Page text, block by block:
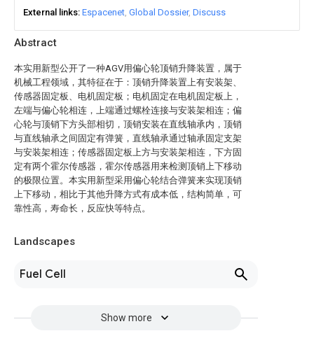
Abstract
本实用新型公开了一种AGV用偏心轮顶销升降装置，属于
机械工程领域，其特征在于：顶销升降装置上有安装架、
传感器固定板、电机固定板；电机固定在电机固定板上，
左端与偏心轮相连，上端通过螺栓连接与安装架相连；偏
心轮与顶销下方头部相切，顶销安装在直线轴承内，顶销
与直线轴承之间固定有弹簧，直线轴承通过轴承固定支架
与安装架相连；传感器固定板上方与安装架相连，下方固
定有两个霍尔传感器，霍尔传感器用来检测顶销上下移动
的极限位置。本实用新型采用偏心轮结合弹簧来实现顶销
上下移动，相比于其他升降方式有成本低，结构简单，可
靠性高，寿命长，反应快等特点。
Landscapes
Fuel Cell
Show more
External links Espacenet Global Dossier Discuss